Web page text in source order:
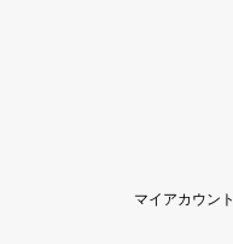
マイアカウント